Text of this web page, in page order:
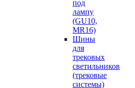
под
лампу
(GU10,
MR16)
Шины
для
трековых
светильников
(трековые
системы)